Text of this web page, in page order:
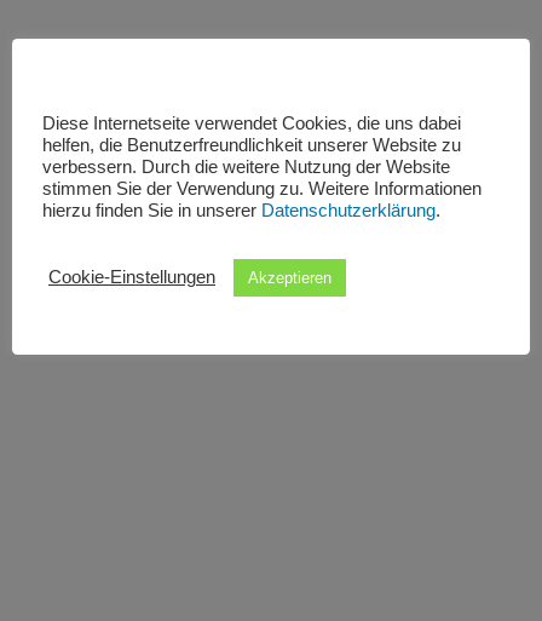
Diese Internetseite verwendet Cookies, die uns dabei
helfen, die Benutzerfreundlichkeit unserer Website zu
verbessern. Durch die weitere Nutzung der Website
stimmen Sie der Verwendung zu. Weitere Informationen
hierzu finden Sie in unserer Datenschutzerklärung.
Cookie-Einstellungen Akzeptieren